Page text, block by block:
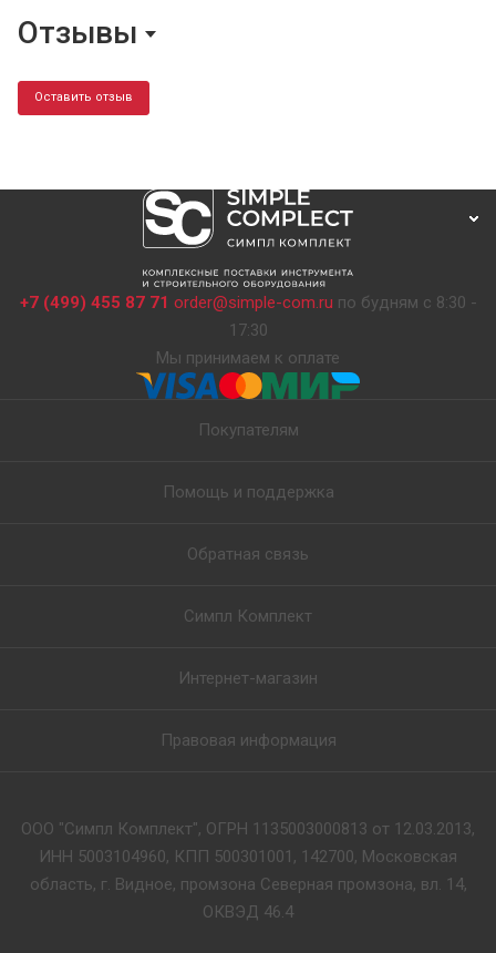
Отзывы
Оставить отзыв
+7 (499) 455 87 71 order@simple-com.ru по будням с 8:30 -
17:30
Мы принимаем к оплате
Покупателям
Помощь и поддержка
Обратная связь
Симпл Комплект
Интернет-магазин
Правовая информация
ООО "Симпл Комплект", ОГРН 1135003000813 от 12.03.2013,
ИНН 5003104960, КПП 500301001, 142700, Московская
область, г. Видное, промзона Северная промзона, вл. 14,
ОКВЭД 46.4